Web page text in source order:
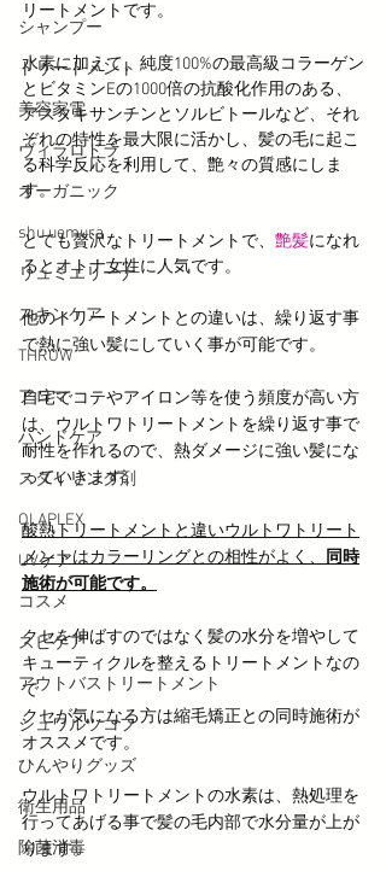
シャンプー
トリートメント
美容家電
ヴィラロドラ
オーガニック
shu uemura
リュミエリーナ
スキンケア
THROW
アロマ
ハンドケア
スタイリング剤
OLAPLEX
UVケア
コスメ
スピケア
アウトバストリートメント
シュワルツコフ
ひんやりグッズ
衛生用品
除菌消毒
リートメントです。
水素に加えて、純度100%の最高級コラーゲン
とビタミンEの1000倍の抗酸化作用のある、
アスタキサンチンとソルビトールなど、それ
ぞれの特性を最大限に活かし、髪の毛に起こ
る科学反応を利用して、艶々の質感にしま
す。
とても贅沢なトリートメントで、 艶髪になれ
るとオトナ女性に人気です。
他のトリートメントとの違いは、繰り返す事
で熱に強い髪にしていく事が可能です。
自宅でコテやアイロン等を使う頻度が高い方
は、ウルトワトリートメントを繰り返す事で
耐性を作れるので、熱ダメージに強い髪にな
っていきます。
酸熱トリートメントと違いウルトワトリート
メントはカラーリングとの相性がよく、同時
施術が可能です。
クセを伸ばすのではなく髪の水分を増やして
キューティクルを整えるトリートメントなの
で
クセが気になる方は縮毛矯正との同時施術が
オススメです。
ウルトワトリートメントの水素は、熱処理を
行ってあげる事で髪の毛内部で水分量が上が
ります。